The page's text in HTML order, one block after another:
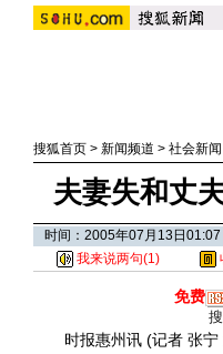
搜狐首页> 新闻频道 > 社会新闻
夫妻失和丈
时间：2005年07月13日
我来说两句(1)
免费
时报惠州讯 (记者 张宁